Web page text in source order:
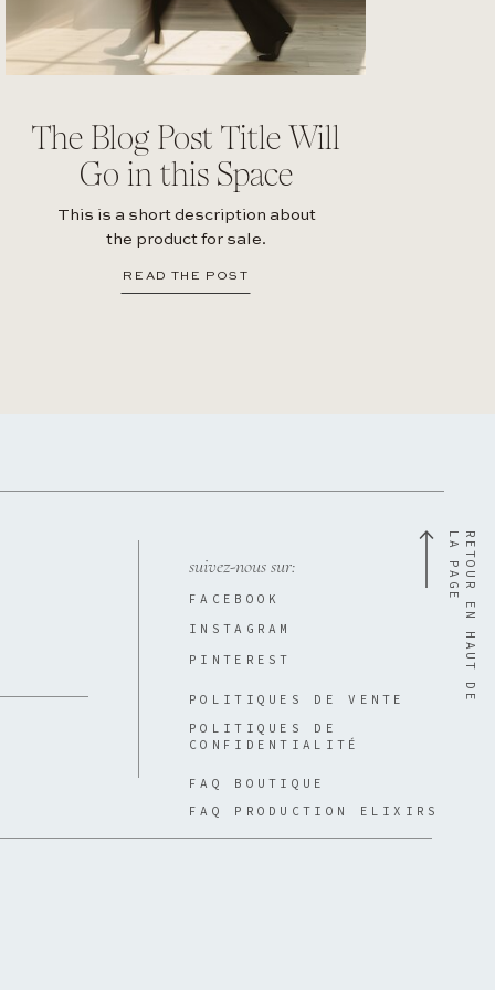
The Blog Post Title Will
Go in this Space
This is a short description about
the product for sale.
READ THE POST
PINTEREST
INSTAGRAM
FACEBOOK
suivez-nous sur:
POLITIQUES DE VENTE
POLITIQUES DE
CONFIDENTIALITÉ
R
E
T
O
U
R
E
N
H
A
U
T
D
E
L
A
P
A
G
E
FAQ BOUTIQUE
FAQ PRODUCTION ELIXIRS